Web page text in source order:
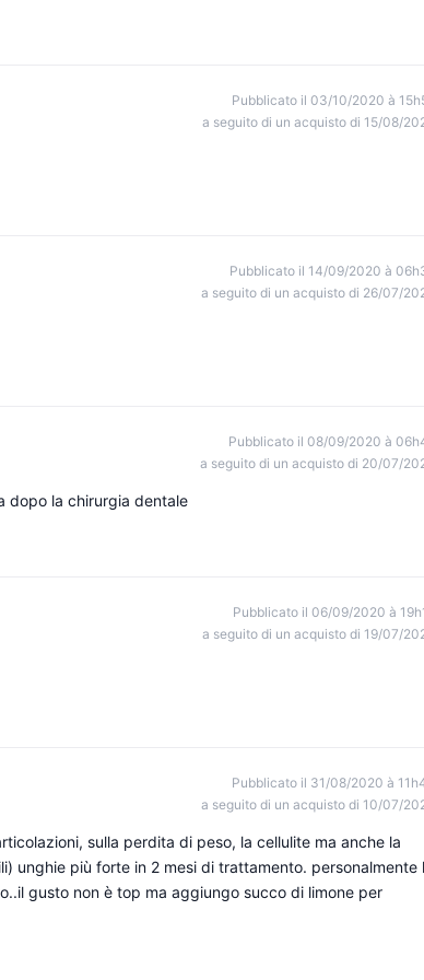
Pubblicato il 03/10/2020 à
a seguito di un acquisto di 15/08/
Pubblicato il 14/09/2020 à
a seguito di un acquisto di 26/07/
Pubblicato il 08/09/2020 à
a seguito di un acquisto di 20/07/
dopo la chirurgia dentale
Pubblicato il 06/09/2020 à
a seguito di un acquisto di 19/07/
Pubblicato il 31/08/2020 à
a seguito di un acquisto di 10/07/
sulla perdita di peso, la cellulite ma anche la
unghie più forte in 2 mesi di trattamento. personalmente
gusto non è top ma aggiungo succo di limone per